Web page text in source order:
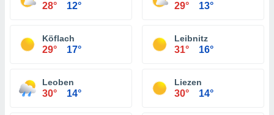
28° 12° 29° 13°
Köflach
29° 17°
Leibnitz
31° 16°
Leoben
30° 14°
Liezen
30° 14°